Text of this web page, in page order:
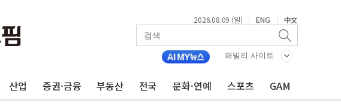
2026.08.09 (일) | ENG | 中文
패밀리 사이트
산업 증권·금융 부동산 전국 문화·연예 스포츠 GAM
CEO, SKT 장기고객 400명 맞이…"마음 잇는 시간 되길"
, 명동 소상공인에 '행복상자' 전달
복절 현수막 '태극기 거꾸로' 논란…이틀만에 철거